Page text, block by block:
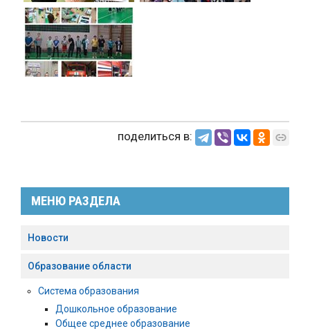
поделиться в:
МЕНЮ РАЗДЕЛА
Новости
Образование области
Система образования
Дошкольное образование
Общее среднее образование